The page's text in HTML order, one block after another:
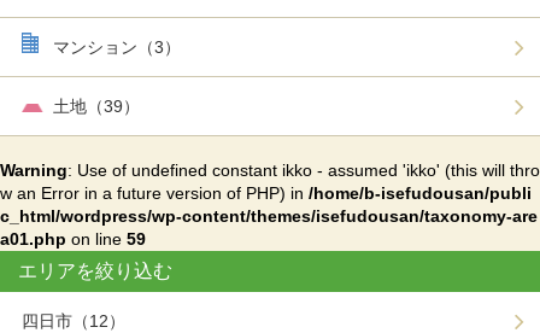
マンション（3）
土地（39）
Warning: Use of undefined constant ikko - assumed 'ikko' (this will thro
w an Error in a future version of PHP) in /home/b-isefudousan/publi
c_html/wordpress/wp-content/themes/isefudousan/taxonomy-are
a01.php on line 59
エリアを絞り込む
四日市（12）